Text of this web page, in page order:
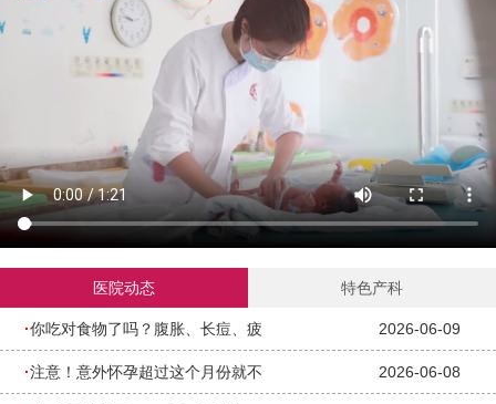
医院动态 特色产科
·你吃对食物了吗？腹胀、长痘、疲 2026-06-09
·注意！意外怀孕超过这个月份就不 2026-06-08